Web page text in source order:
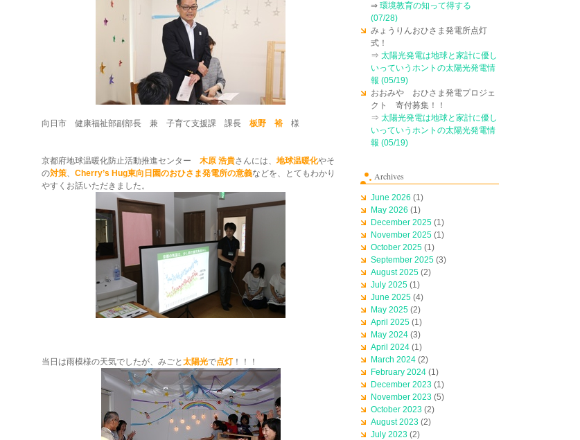
向日市 健康福祉部副部長 兼 子育て支援課 課長 板野 裕様
京都府地球温暖化防止活動推進センター 木原 浩貴さんには、 地球温暖化やそ
の対策、 Cherry’s Hug東向日園のおひさま発電所の意義などを、とてもわかり
やすくお話いただきました。
当日は雨模様の天気でしたが、みごと 太陽光で点灯！！！
⇒ 環境教育の知って得する
(07/28)
みょうりんおひさま発電所点灯
式！
⇒ 太陽光発電は地球と家計に優し
いっていうホントの太陽光発電情
報 (05/19)
おおみや おひさま発電プロジェ
クト 寄付募集！！
⇒ 太陽光発電は地球と家計に優し
いっていうホントの太陽光発電情
報 (05/19)
Archives
June 2026 (1)
May 2026 (1)
December 2025 (1)
November 2025 (1)
October 2025 (1)
September 2025 (3)
August 2025 (2)
July 2025 (1)
June 2025 (4)
May 2025 (2)
April 2025 (1)
May 2024 (3)
April 2024 (1)
March 2024 (2)
February 2024 (1)
December 2023 (1)
November 2023 (5)
October 2023 (2)
August 2023 (2)
July 2023 (2)